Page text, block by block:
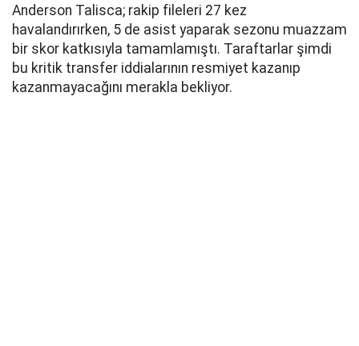
Anderson Talisca; rakip fileleri 27 kez
havalandırırken, 5 de asist yaparak sezonu muazzam
bir skor katkısıyla tamamlamıştı. Taraftarlar şimdi
bu kritik transfer iddialarının resmiyet kazanıp
kazanmayacağını merakla bekliyor.